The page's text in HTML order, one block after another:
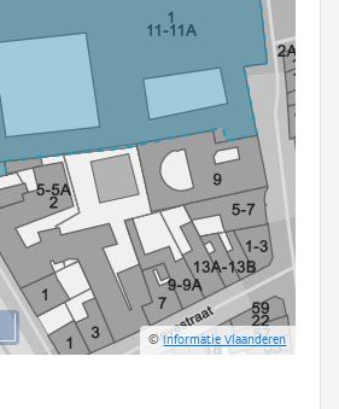
©Informatie Vlaanderen